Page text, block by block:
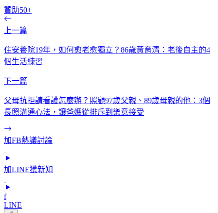
贊助50+
上一篇
住安養院19年，如何愈老愈獨立？86歲黃育清：老後自主的4
個生活練習
下一篇
父母抗拒請看護怎麼辦？照顧97歲父親、89歲母親的他：3個
長照溝通心法，讓爸媽從排斥到樂意接受
加FB熱議討論
加LINE獲新知
f
LINE